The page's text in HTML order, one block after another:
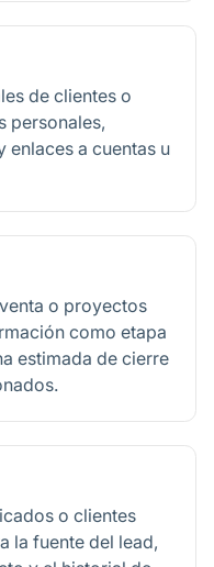
de clientes o
personales,
enlaces a cuentas u
o proyectos
como etapa
estimada de cierre
o clientes
la fuente del lead,